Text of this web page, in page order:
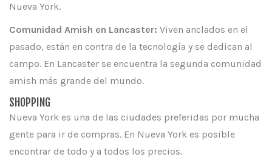
Nueva York.
Comunidad Amish en Lancaster: Viven anclados en el
pasado, están en contra de la tecnología y se dedican al
campo. En Lancaster se encuentra la segunda comunidad
amish más grande del mundo.
SHOPPING
Nueva York es una de las ciudades preferidas por mucha
gente para ir de compras. En Nueva York es posible
encontrar de todo y a todos los precios.